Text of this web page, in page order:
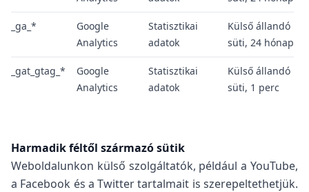
_ga_*
Google
Analytics
Statisztikai
adatok
Külső állandó
süti, 24 hónap
_gat_gtag_*
Google
Analytics
Statisztikai
adatok
Külső állandó
süti, 1 perc
Harmadik féltől származó sütik
Weboldalunkon külső szolgáltatók, például a YouTube,
a Facebook és a Twitter tartalmait is szerepeltethetjük.